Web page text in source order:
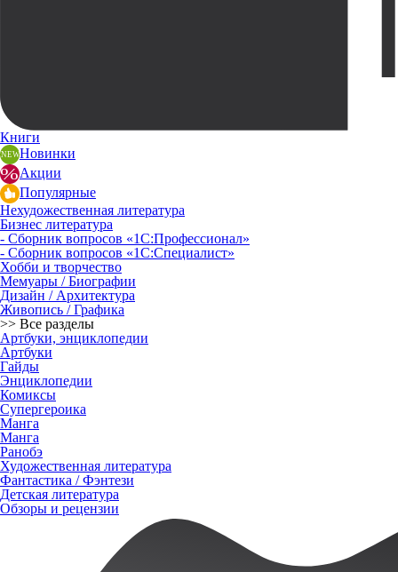
Книги
Новинки
Акции
Популярные
Нехудожественная литература
Бизнес литература
- Сборник вопросов «1С:Профессионал»
- Сборник вопросов «1С:Специалист»
Хобби и творчество
Мемуары / Биографии
Дизайн / Архитектура
Живопись / Графика
>> Все разделы
Артбуки, энциклопедии
Артбуки
Гайды
Энциклопедии
Комиксы
Супергероика
Манга
Манга
Ранобэ
Художественная литература
Фантастика / Фэнтези
Детская литература
Обзоры и рецензии